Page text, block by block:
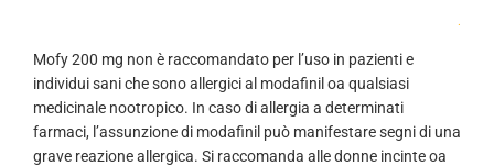
.
Mofy 200 mg non è raccomandato per l’uso in pazienti e
individui sani che sono allergici al modafinil oa qualsiasi
medicinale nootropico. In caso di allergia a determinati
farmaci, l’assunzione di modafinil può manifestare segni di una
grave reazione allergica. Si raccomanda alle donne incinte oa